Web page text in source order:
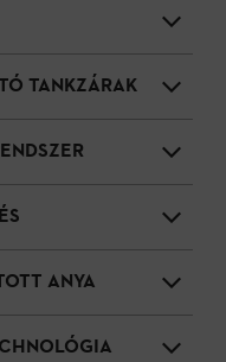
TANKZÁRAK
ANYA